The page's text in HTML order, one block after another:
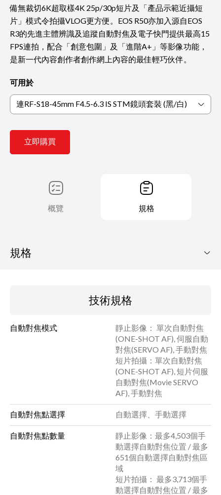
備無裁切6K超取樣4K 25p/30p短片及「產品示範近攝短
片」模式令拍攝VLOG更方便。EOS R50亦加入源自EOS
R3的先進主體辨識及追蹤自動對焦及電子快門提供最高15
FPS連拍，配合「創意包圍」及「進階A+」等影像功能，
是新一代內容創作者創作網上內容的最佳輕巧伙伴。
可用於
連RF-S18-45mm F4.5-6.3 IS STM鏡頭套裝 (黑/白)
立即購買
概覽 規格
規格
技術規格
自動對焦模式
靜止影像： 單次自動對焦
(ONE-SHOT AF), 伺服自動
對焦(SERVO AF), 手動對焦
短片拍攝：單次自動對焦
(ONE-SHOT AF), 短片伺服
自動對焦(Movie SERVO
AF), 手動對焦
自動對焦點選擇 自動選擇、手動選擇
自動對焦點數量
靜止影像：最多4,503個手
動選擇自動對焦位置 / 最多
651個自動選擇自動對焦區
域
短片拍攝： 最多3,713個手
動選擇自動對焦位置 / 最多